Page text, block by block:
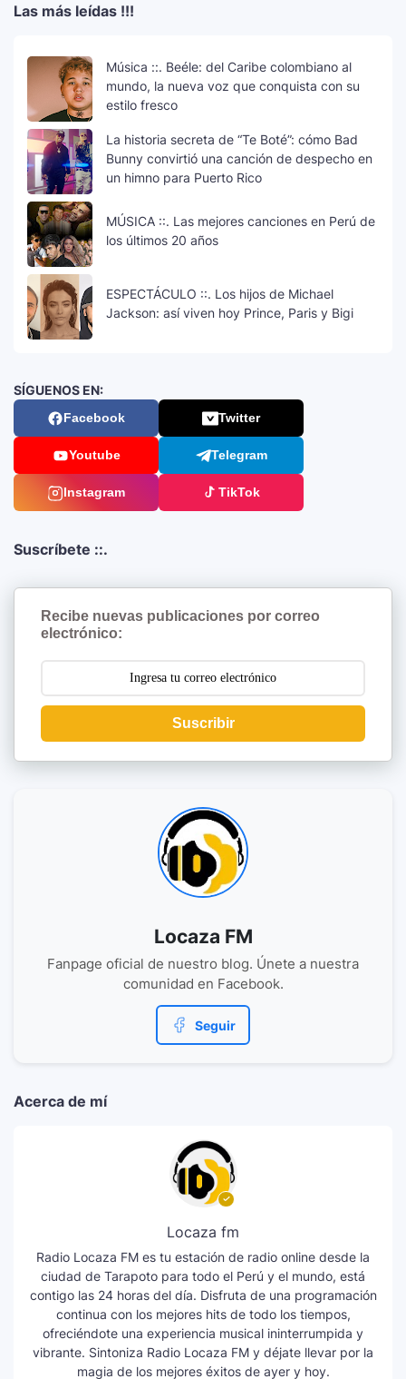
Las más leídas !!!
Música ::. Beéle: del Caribe colombiano al
mundo, la nueva voz que conquista con su
estilo fresco
La historia secreta de “Te Boté”: cómo Bad
Bunny convirtió una canción de despecho en
un himno para Puerto Rico
MÚSICA ::. Las mejores canciones en Perú de
los últimos 20 años
ESPECTÁCULO ::. Los hijos de Michael
Jackson: así viven hoy Prince, Paris y Bigi
SÍGUENOS EN:
Facebook Twitter
Youtube Telegram
Instagram TikTok
Suscríbete ::.
Recibe nuevas publicaciones por correo
electrónico:
Suscribir
Locaza FM
Fanpage oficial de nuestro blog. Únete a nuestra
comunidad en Facebook.
Seguir
Acerca de mí
Locaza fm
Radio Locaza FM es tu estación de radio online desde la
ciudad de Tarapoto para todo el Perú y el mundo, está
contigo las 24 horas del día. Disfruta de una programación
continua con los mejores hits de todo los tiempos,
ofreciéndote una experiencia musical ininterrumpida y
vibrante. Sintoniza Radio Locaza FM y déjate llevar por la
magia de los mejores éxitos de ayer y hoy.